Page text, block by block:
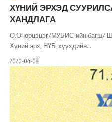
ХҮНИЙ ЭРХЭД
ХАНДЛАГА
О.Өнөрцэцэг/МУБИС-ийн багш/
Хүний эрх, НҮБ, хүүхдийн…
2020-04-08